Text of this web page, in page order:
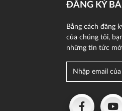
ĐĂNG KÝ
Bằng cách đăng
của chúng tôi,
những tin tức